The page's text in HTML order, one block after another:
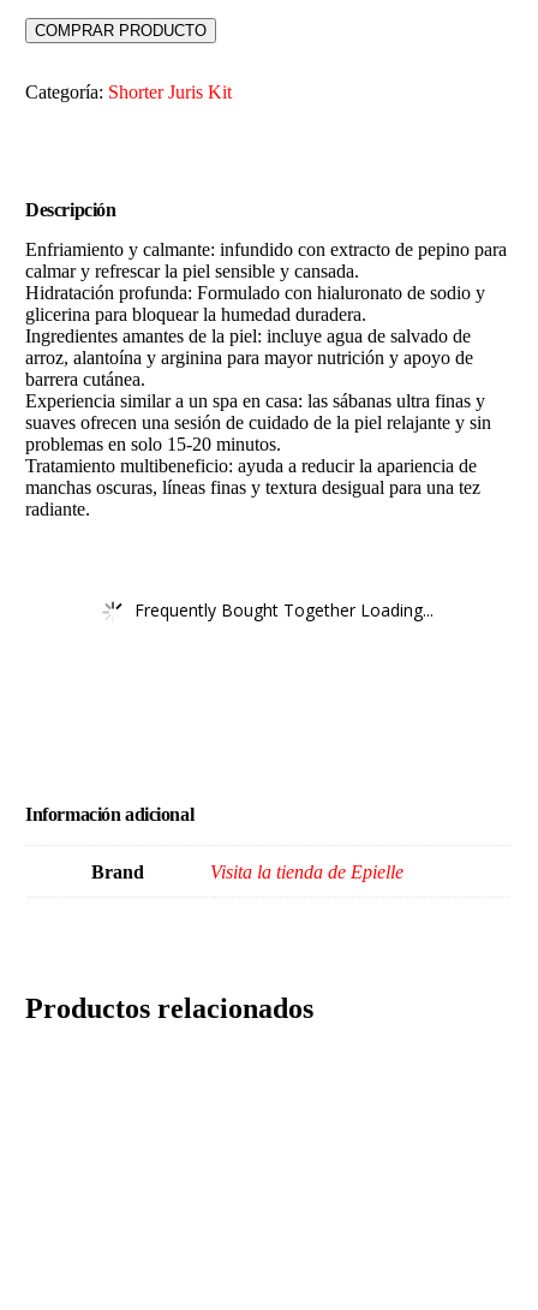
COMPRAR PRODUCTO
Categoría: Shorter Juris Kit
Descripción
Enfriamiento y calmante: infundido con extracto de pepino para
calmar y refrescar la piel sensible y cansada.
Hidratación profunda: Formulado con hialuronato de sodio y
glicerina para bloquear la humedad duradera.
Ingredientes amantes de la piel: incluye agua de salvado de
arroz, alantoína y arginina para mayor nutrición y apoyo de
barrera cutánea.
Experiencia similar a un spa en casa: las sábanas ultra finas y
suaves ofrecen una sesión de cuidado de la piel relajante y sin
problemas en solo 15-20 minutos.
Tratamiento multibeneficio: ayuda a reducir la apariencia de
manchas oscuras, líneas finas y textura desigual para una tez
radiante.
Frequently Bought Together Loading...
Información adicional
Brand Visita la tienda de Epielle
Productos relacionados